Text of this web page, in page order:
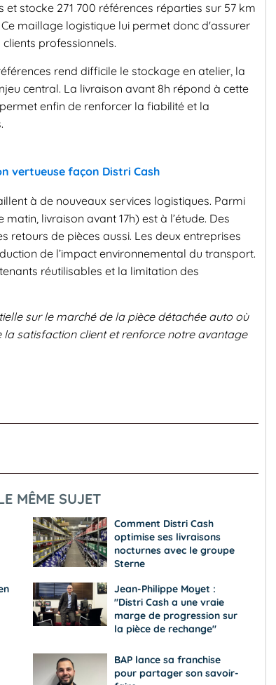
stocke 271 700 références réparties sur 57 km
maillage logistique lui permet donc d'assurer
professionnels.
rend difficile le stockage en atelier, la
central. La livraison avant 8h répond à cette
enfin de renforcer la fiabilité et la
vertueuse façon Distri Cash
à de nouveaux services logistiques. Parmi
livraison avant 17h) est à l’étude. Des
retours de pièces aussi. Les deux entreprises
de l’impact environnemental du transport.
réutilisables et la limitation des
sur le marché de la pièce détachée auto où
satisfaction client et renforce notre avantage
MÊME SUJET
Comment Distri Cash
optimise ses livraisons
nocturnes avec le groupe
Sterne
Jean-Philippe Moyet :
"Distri Cash a une vraie
marge de progression sur
la pièce de rechange"
BAP lance sa franchise
pour partager son savoir-